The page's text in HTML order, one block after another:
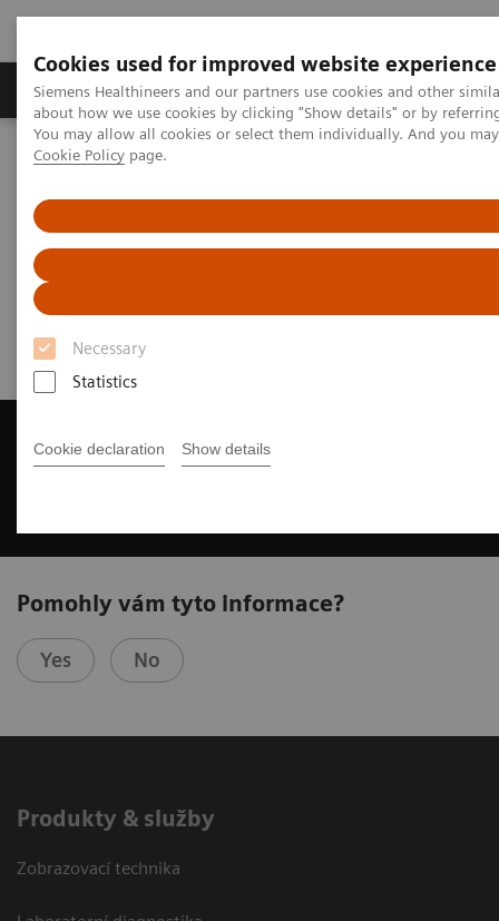
Cookies used for improved website experience
Siemens Healthineers and our partners use cookies and other
about how we use cookies by clicking "Show details" or by
You may allow all cookies or select them individually. And you
Cookie Policy page.
Necessary
Statistics
Cookie declaration Show details
Zobrazovací technika Laboratorní diagnostika
Home Zobrazovací technika
Get a Recommendation for your
CT System
Pomohly vám tyto informace?
Yes No
Produkty & služby
Zobrazovací technika